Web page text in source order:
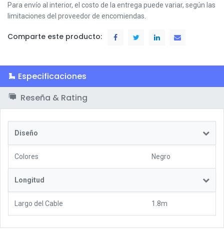
Para envío al interior, el costo de la entrega puede variar, según las
limitaciones del proveedor de encomiendas.
Comparte este producto:
Especificaciones
Reseña & Rating
Diseño
Colores Negro
Longitud
Largo del Cable 1.8m